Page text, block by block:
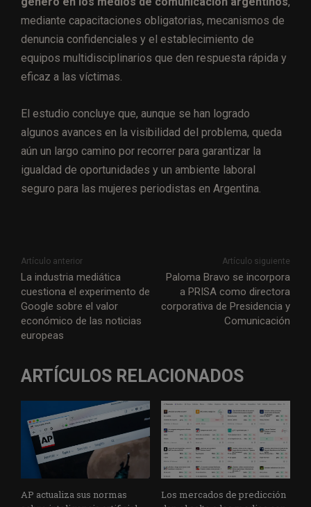
mediante capacitaciones obligatorias, mecanismos de
denuncia confidenciales y el establecimiento de
equipos multidisciplinarios que den respuesta rápida y
eficaz a las víctimas.
El estudio concluye que, aunque se han logrado
algunos avances en la visibilidad del problema, queda
aún un largo camino por recorrer para garantizar la
igualdad de oportunidades y un ambiente laboral
seguro para las mujeres periodistas en Argentina.
Artículo anterior
La industria mediática
cuestiona el experimento de
Google sobre el valor
económico de las noticias
europeas
Artículo siguiente
Paloma Bravo se incorpora
a PRISA como directora
corporativa de Presidencia y
Comunicación
ARTÍCULOS RELACIONADOS
AP actualiza sus normas
Los mercados de predicción